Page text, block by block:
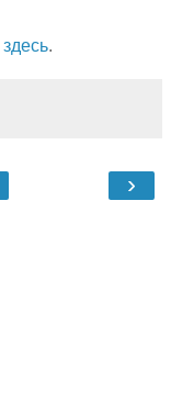
здесь.
›